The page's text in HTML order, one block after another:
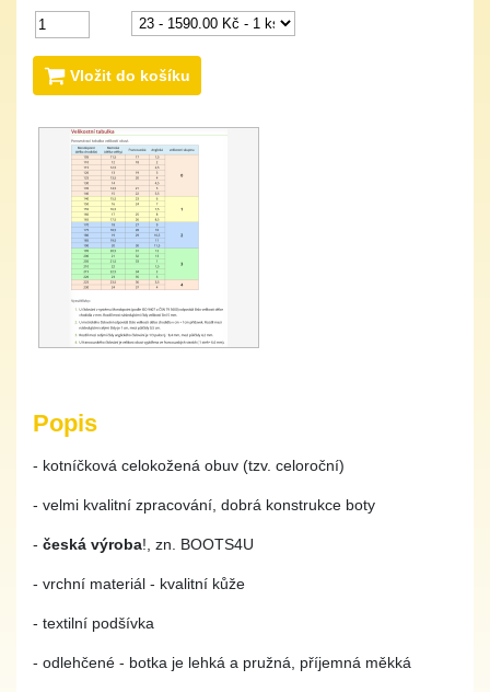
Vložit do košíku
Popis
- kotníčková celokožená obuv (tzv. celoroční)
- velmi kvalitní zpracování, dobrá konstrukce boty
- česká výroba!, zn. BOOTS4U
- vrchní materiál - kvalitní kůže
- textilní podšívka
- odlehčené - botka je lehká a pružná, příjemná měkká